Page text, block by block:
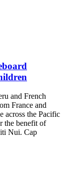
and French
France and
across the Pacific
the benefit of
Nui. Cap